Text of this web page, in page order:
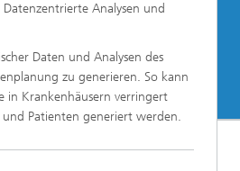
Analysen und
Daten und Analysen des
zu generieren. So kann
in Krankenhäusern verringert
Patienten generiert werden.